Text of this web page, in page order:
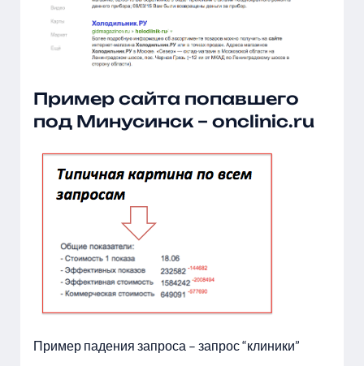
Пример сайта попавшего
под Минусинск – onclinic.ru
Пример падения запроса – запрос “клиники”